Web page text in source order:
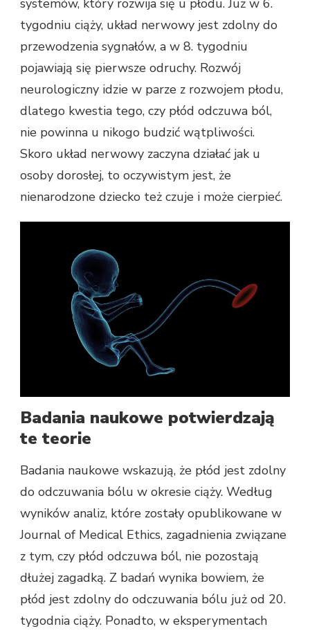
tygodniu ciąży, układ nerwowy jest zdolny do
przewodzenia sygnałów, a w 8. tygodniu
pojawiają się pierwsze odruchy. Rozwój
neurologiczny idzie w parze z rozwojem płodu,
dlatego kwestia tego, czy płód odczuwa ból,
nie powinna u nikogo budzić wątpliwości.
Skoro układ nerwowy zaczyna działać jak u
osoby dorosłej, to oczywistym jest, że
nienarodzone dziecko też czuje i może cierpieć.
Badania naukowe potwierdzają
te teorie
Badania naukowe wskazują, że płód jest zdolny
do odczuwania bólu w okresie ciąży. Według
wyników analiz, które zostały opublikowane w
Journal of Medical Ethics, zagadnienia związane
z tym, czy płód odczuwa ból, nie pozostają
dłużej zagadką. Z badań wynika bowiem, że
płód jest zdolny do odczuwania bólu już od 20.
tygodnia ciąży. Ponadto, w eksperymentach